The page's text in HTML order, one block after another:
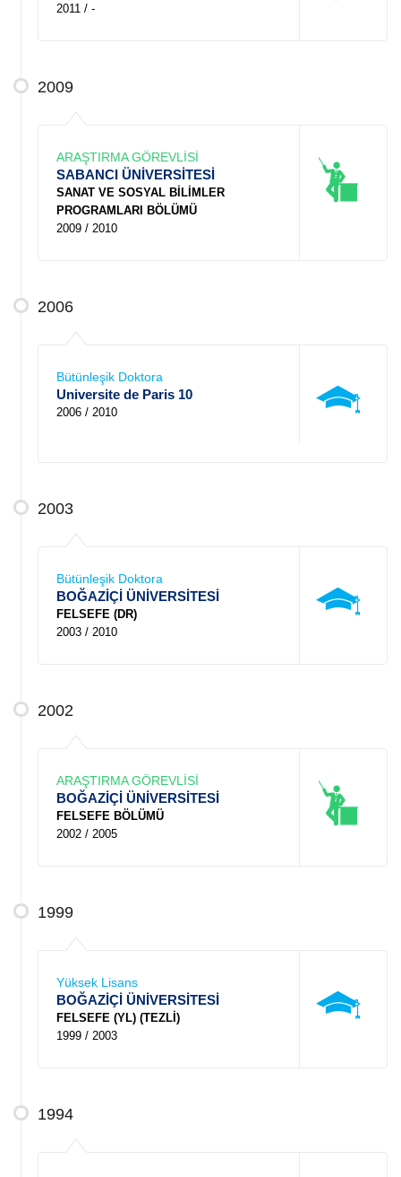
2011 / -
2009
ARAŞTIRMA GÖREVLİSİ
SABANCI ÜNİVERSİTESİ
SANAT VE SOSYAL BİLİMLER
PROGRAMLARI BÖLÜMÜ
2009 / 2010
2006
Bütünleşik Doktora
Universite de Paris 10
2006 / 2010
2003
Bütünleşik Doktora
BOĞAZİÇİ ÜNİVERSİTESİ
FELSEFE (DR)
2003 / 2010
2002
ARAŞTIRMA GÖREVLİSİ
BOĞAZİÇİ ÜNİVERSİTESİ
FELSEFE BÖLÜMÜ
2002 / 2005
1999
Yüksek Lisans
BOĞAZİÇİ ÜNİVERSİTESİ
FELSEFE (YL) (TEZLİ)
1999 / 2003
1994